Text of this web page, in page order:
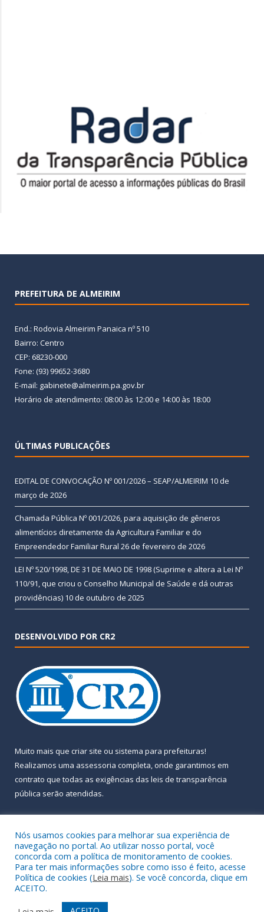
PREFEITURA DE ALMEIRIM
End.: Rodovia Almeirim Panaica nº 510
Bairro: Centro
CEP: 68230-000
Fone: (93) 99652-3680
E-mail: gabinete@almeirim.pa.gov.br
Horário de atendimento: 08:00 às 12:00 e 14:00 às 18:00
ÚLTIMAS PUBLICAÇÕES
EDITAL DE CONVOCAÇÃO Nº 001/2026 – SEAP/ALMEIRIM 10 de
março de 2026
Chamada Pública Nº 001/2026, para aquisição de gêneros
alimentícios diretamente da Agricultura Familiar e do
Empreendedor Familiar Rural 26 de fevereiro de 2026
LEI Nº 520/1998, DE 31 DE MAIO DE 1998 (Suprime e altera a Lei Nº
110/91, que criou o Conselho Municipal de Saúde e dá outras
providências) 10 de outubro de 2025
DESENVOLVIDO POR CR2
Muito mais que criar site ou sistema para prefeituras!
Realizamos uma assessoria completa, onde garantimos em
contrato que todas as exigências das leis de transparência
pública serão atendidas.
Todos os direitos reservados a Prefeitura Municipal de Almeirim.
Mapa do Site Acessar Área Administrativa
Nós usamos cookies para melhorar sua experiência de
navegação no portal. Ao utilizar nosso portal, você
concorda com a política de monitoramento de cookies.
Para ter mais informações sobre como isso é feito, acesse
Política de cookies (Leia mais). Se você concorda, clique em
ACEITO.